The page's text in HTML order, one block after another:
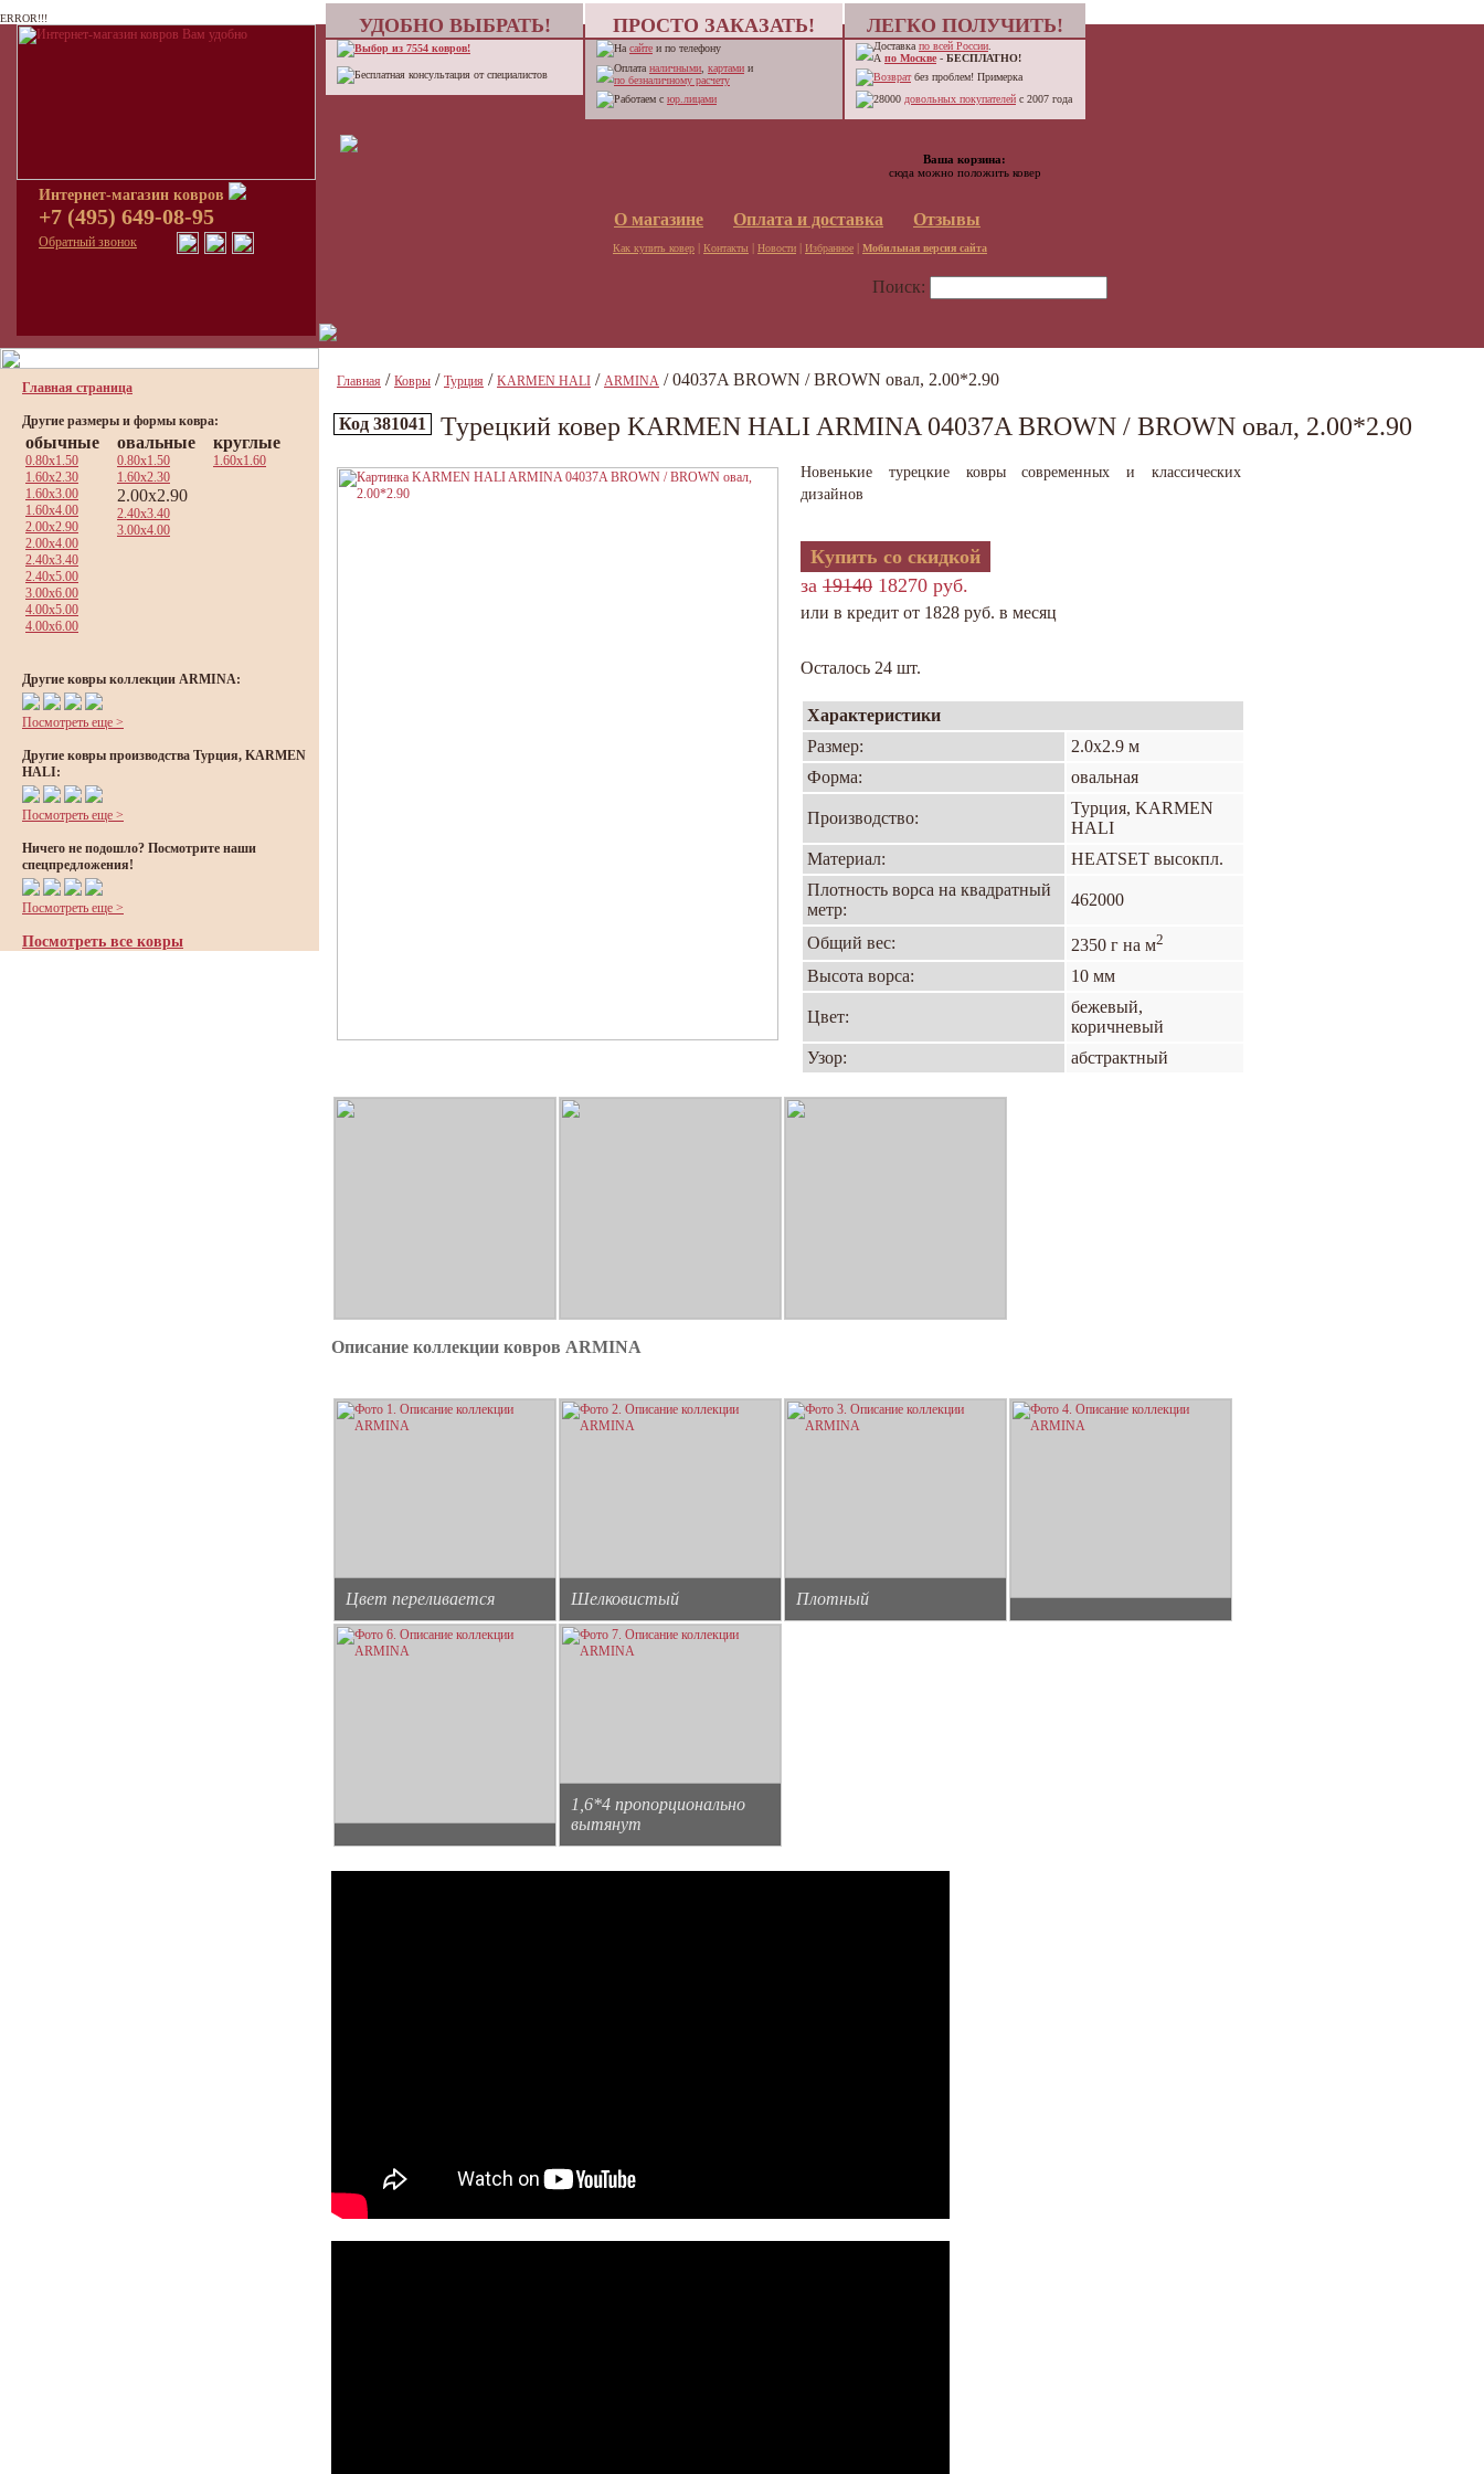
ERROR!!!
Интернет-магазин ковров
+7 (495) 649-08-95
Обратный звонок
УДОБНО ВЫБРАТЬ! ПРОСТО ЗАКАЗАТЬ! ЛЕГКО ПОЛУЧИТЬ!
Выбор из 7554 ковров!
Бесплатная консультация от специалистов
На сайте и по телефону
Оплата наличными картами и
по безналичному расчету
Работаем с юр.лицами
Доставка по всей России
А по Москве - БЕСПЛАТНО!
Возвратбез проблем! Примерка
28000 довольных покупателей с 2007 года
О магазине Оплата и доставка Отзывы
Как купить ковер | Контакты | Новости | Избранное | Мобильная версия сайта
Ваша корзина:
сюда можно положить ковер
Поиск:
Главная страница
Другие размеры и формы ковра:
обычные
0.80x1.50
1.60x2.30
1.60x3.00
1.60x4.00
2.00x2.90
2.00x4.00
2.40x3.40
2.40x5.00
3.00x6.00
4.00x5.00
4.00x6.00
овальные
0.80x1.50
1.60x2.30
2.00x2.90
2.40x3.40
3.00x4.00
круглые
1.60x1.60
Другие ковры коллекции ARMINA:
Посмотреть еще >
Другие ковры производства Турция, KARMEN
HALI:
Посмотреть еще >
Ничего не подошло? Посмотрите наши
спецпредложения!
Посмотреть еще >
Посмотреть все ковры
Главная / Ковры / Турция / KARMEN HALI / ARMINA / 04037A BROWN / BROWN овал, 2.00*2.90
Код 381041 Турецкий ковер KARMEN HALI ARMINA 04037A BROWN / BROWN овал, 2.00*2.90
Новенькие турецкие ковры современных и классических
дизайнов
Купить со скидкой
за 19140 18270 руб.
или в кредит от 1828 руб. в месяц
Осталось 24 шт.
Характеристики
Размер:
2.0х2.9 м
Форма:
овальная
Производство:
Турция, KARMEN
HALI
Материал:
HEATSET высокпл.
Плотность ворса на квадратный
метр:
462000
Общий вес: 2350 г на м2
Высота ворса: 10 мм
Цвет:
бежевый,
коричневый
Узор:
абстрактный
Описание коллекции ковров ARMINA
Цвет переливается Шелковистый Плотный
1,6*4 пропорционально
вытянут